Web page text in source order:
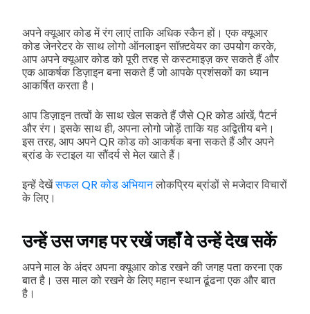
अपने क्यूआर कोड में रंग लाएं ताकि अधिक स्कैन हों। एक क्यूआर
कोड जेनरेटर के साथ लोगो ऑनलाइन सॉफ़्टवेयर का उपयोग करके,
आप अपने क्यूआर कोड को पूरी तरह से कस्टमाइज़ कर सकते हैं और
एक आकर्षक डिज़ाइन बना सकते हैं जो आपके प्रशंसकों का ध्यान
आकर्षित करता है।
आप डिज़ाइन तत्वों के साथ खेल सकते हैं जैसे QR कोड आंखें, पैटर्न
और रंग। इसके साथ ही, अपना लोगो जोड़ें ताकि यह अद्वितीय बने।
इस तरह, आप अपने QR कोड को आकर्षक बना सकते हैं और अपने
ब्रांड के स्टाइल या सौंदर्य से मेल खाते हैं।
इन्हें देखेंसफल QR कोड अभियानलोकप्रिय ब्रांडों से मजेदार विचारों
के लिए।
उन्हें उस जगह पर रखें जहाँ वे उन्हें देख सकें
अपने माल के अंदर अपना क्यूआर कोड रखने की जगह पता करना एक
बात है। उस माल को रखने के लिए महान स्थान ढूंढना एक और बात
है।